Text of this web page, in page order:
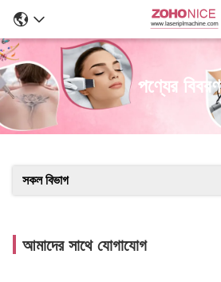
পণ্যের বিবরণ
সকল বিভাগ
আমাদের সাথে যোগাযোগ